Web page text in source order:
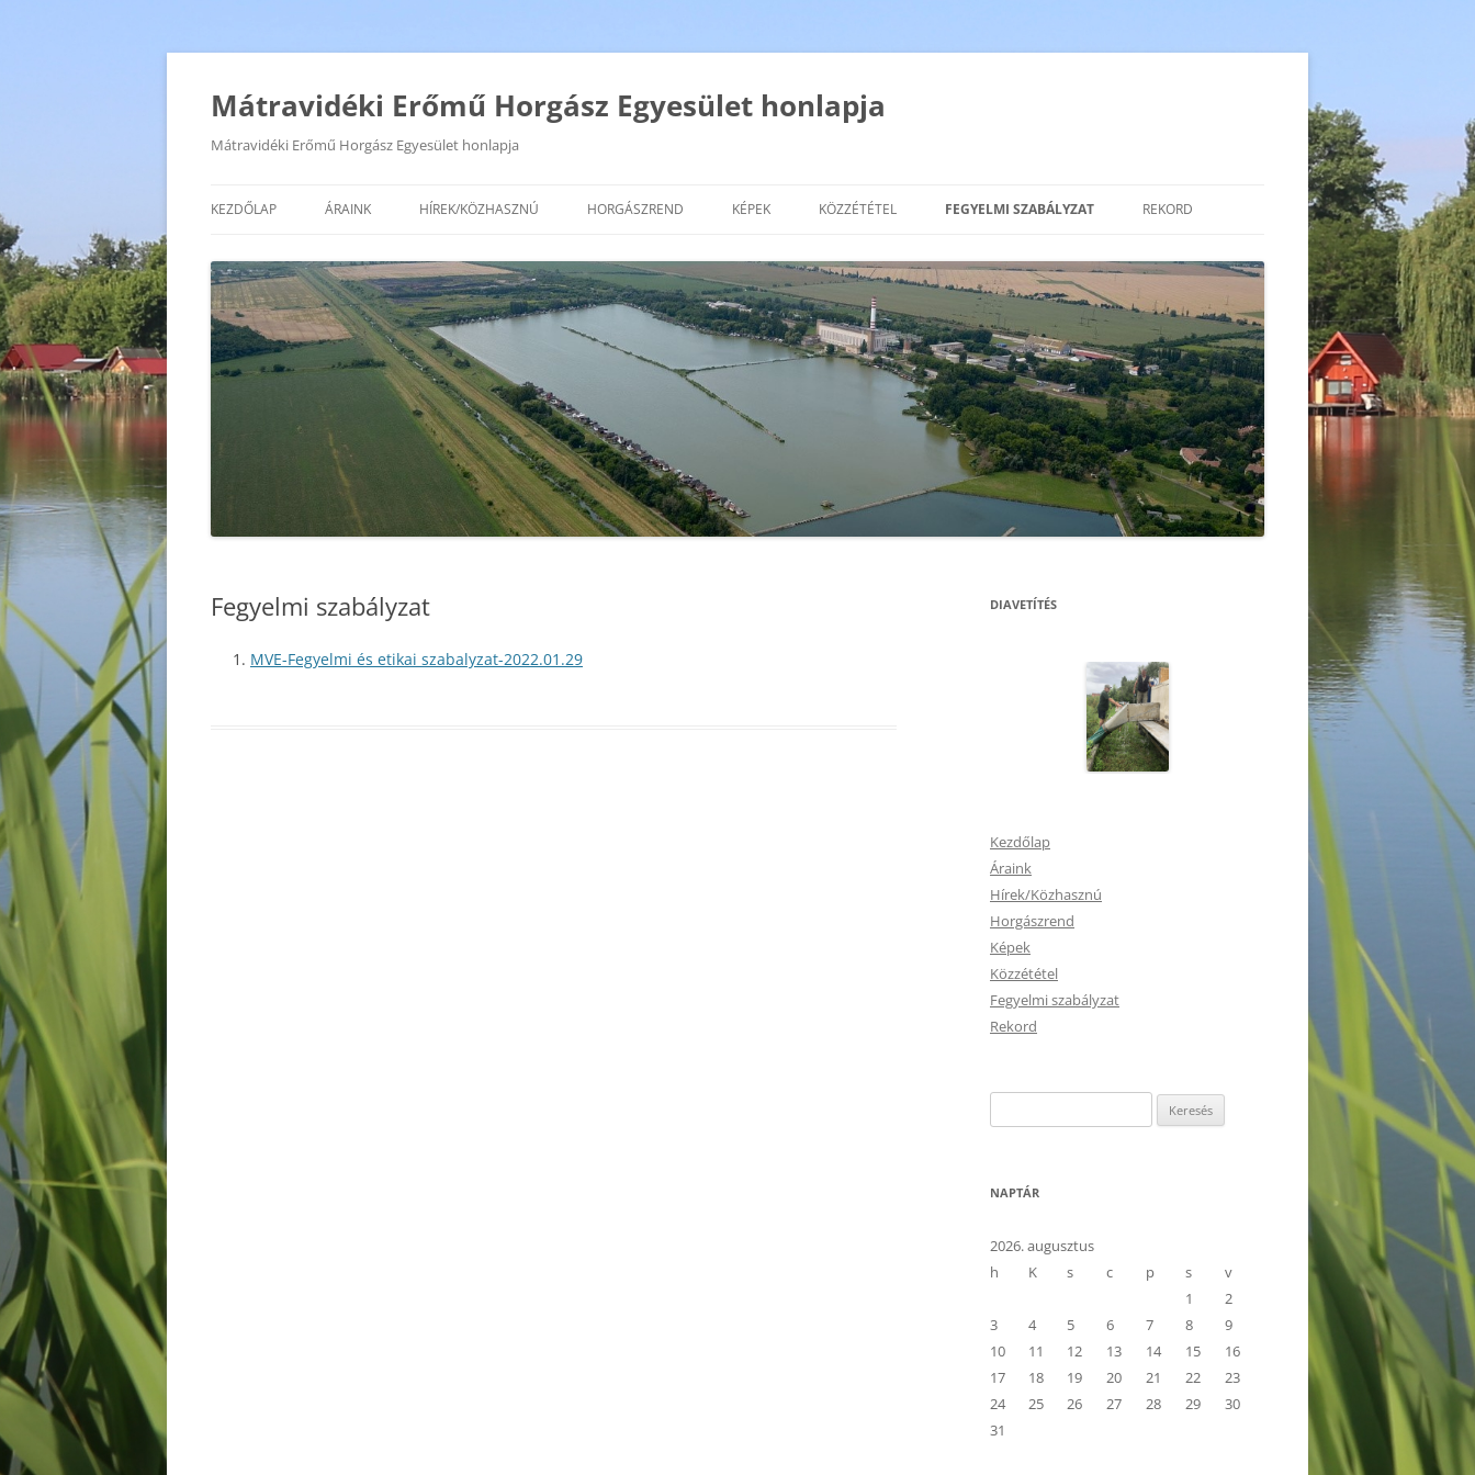
Mátravidéki Erőmű Horgász Egyesület honlapja
Mátravidéki Erőmű Horgász Egyesület honlapja
a
KEZDŐLAP ÁRAINK HÍREK/KÖZHASZNÚ HORGÁSZREND KÉPEK KÖZZÉTÉTEL FEGYELMI SZABÁLYZAT REKORD
Fegyelmi szabályzat
MVE-Fegyelmi és etikai szabalyzat-2022.01.29
DIAVETÍTÉS
Kezdőlap
Áraink
Hírek/Közhasznú
Horgászrend
Képek
Közzététel
Fegyelmi szabályzat
Rekord
NAPTÁR
2026. augusztus
h
K s c p s
v
1
2
3
4 5 6 7 8
9
10
11 12 13 14 15
16
17
18 19 20 21 22
23
24
25 26 27 28 29
30
31